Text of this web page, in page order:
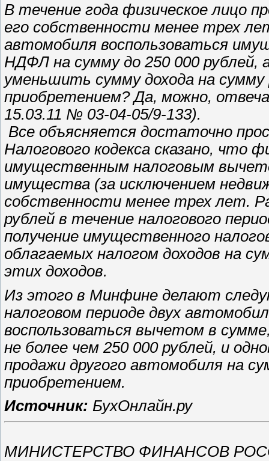
В течение года физическое лицо
его собственности менее трех
автомобиля воспользоваться
НДФЛ на сумму до 250 000
уменьшить сумму дохода на сумму
приобретением? Да, можно,
15.03.11 № 03-04-05/9-133).
Все объясняется достаточно
Налогового кодекса сказано, что
имущественным налоговым
имущества (за исключением
собственности менее трех лет.
рублей в течение налогового
получение имущественного
облагаемых налогом доходов на
этих доходов.
Из этого в Минфине делают
налоговом периоде двух
воспользоваться вычетом в
не более чем 250 000 рублей, и
продажи другого автомобиля на
приобретением.
Источник: БухОнлайн.ру
МИНИСТЕРСТВО ФИНАНСОВ